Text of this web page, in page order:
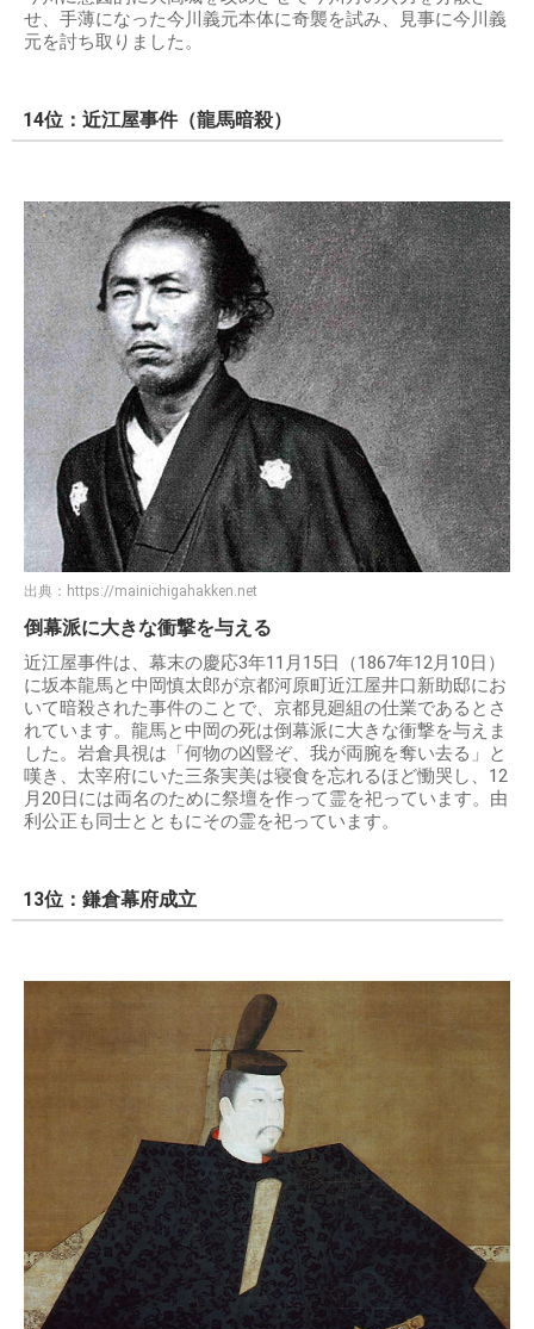
せ、手薄になった今川義元本体に奇襲を試み、見事に今川義
元を討ち取りました。
14位：近江屋事件（龍馬暗殺）
出典： https://mainichigahakken.net
倒幕派に大きな衝撃を与える
近江屋事件は、幕末の慶応3年11月15日（1867年12月10日）
に坂本龍馬と中岡慎太郎が京都河原町近江屋井口新助邸にお
いて暗殺された事件のことで、京都見廻組の仕業であるとさ
れています。龍馬と中岡の死は倒幕派に大きな衝撃を与えま
した。岩倉具視は「何物の凶豎ぞ、我が両腕を奪い去る」と
嘆き、太宰府にいた三条実美は寝食を忘れるほど慟哭し、12
月20日には両名のために祭壇を作って霊を祀っています。由
利公正も同士とともにその霊を祀っています。
13位：鎌倉幕府成立